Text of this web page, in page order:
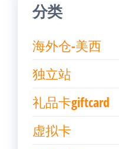
分类
海外仓-美西
独立站
礼品卡giftcard
虚拟卡